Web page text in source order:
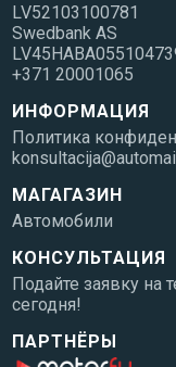
LV52103100781
Swedbank AS
+371 20001065
ИНФОРМАЦИЯ
Политика
МАГАГАЗИН
Автомобили
КОНСУЛЬТАЦИЯ
Подайте заявку на
сегодня!
ПАРТНЁРЫ